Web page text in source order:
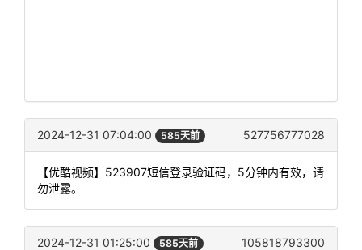
2024-12-31 07:04:00 585天前 527756777028
【优酷视频】523907短信登录验证码，5分钟内有效，请
勿泄露。
2024-12-31 01:25:00 585天前 105818793300